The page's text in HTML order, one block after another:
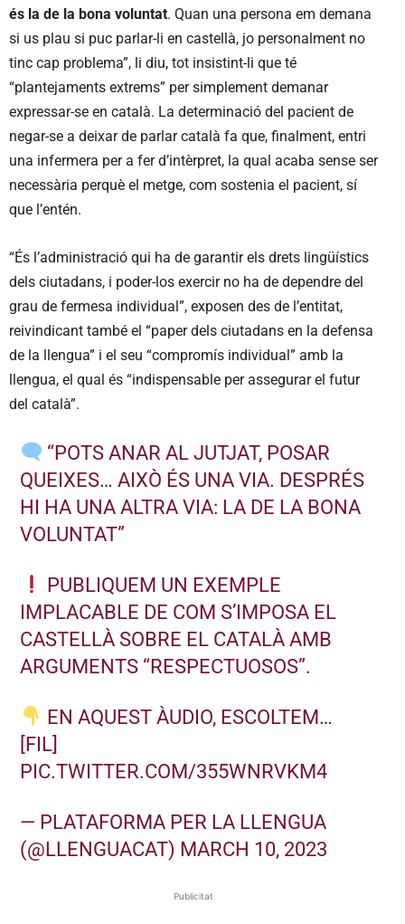
és la de la bona voluntat. Quan una persona em demana
si us plau si puc parlar-li en castellà, jo personalment no
tinc cap problema”, li diu, tot insistint-li que té
“plantejaments extrems” per simplement demanar
expressar-se en català. La determinació del pacient de
negar-se a deixar de parlar català fa que, finalment, entri
una infermera per a fer d’intèrpret, la qual acaba sense ser
necessària perquè el metge, com sostenia el pacient, sí
que l’entén.
“És l’administració qui ha de garantir els drets lingüístics
dels ciutadans, i poder-los exercir no ha de dependre del
grau de fermesa individual”, exposen des de l’entitat,
reivindicant també el “paper dels ciutadans en la defensa
de la llengua” i el seu “compromís individual” amb la
llengua, el qual és “indispensable per assegurar el futur
del català”.
“POTS ANAR AL JUTJAT, POSAR
QUEIXES… AIXÒ ÉS UNA VIA. DESPRÉS
HI HA UNA ALTRA VIA: LA DE LA BONA
VOLUNTAT”
PUBLIQUEM UN EXEMPLE
IMPLACABLE DE COM S’IMPOSA EL
CASTELLÀ SOBRE EL CATALÀ AMB
ARGUMENTS “RESPECTUOSOS”.
EN AQUEST ÀUDIO, ESCOLTEM…
[FIL]
PIC.TWITTER.COM/355WNRVKM4
— PLATAFORMA PER LA LLENGUA
(@LLENGUACAT) MARCH 10, 2023
Publicitat